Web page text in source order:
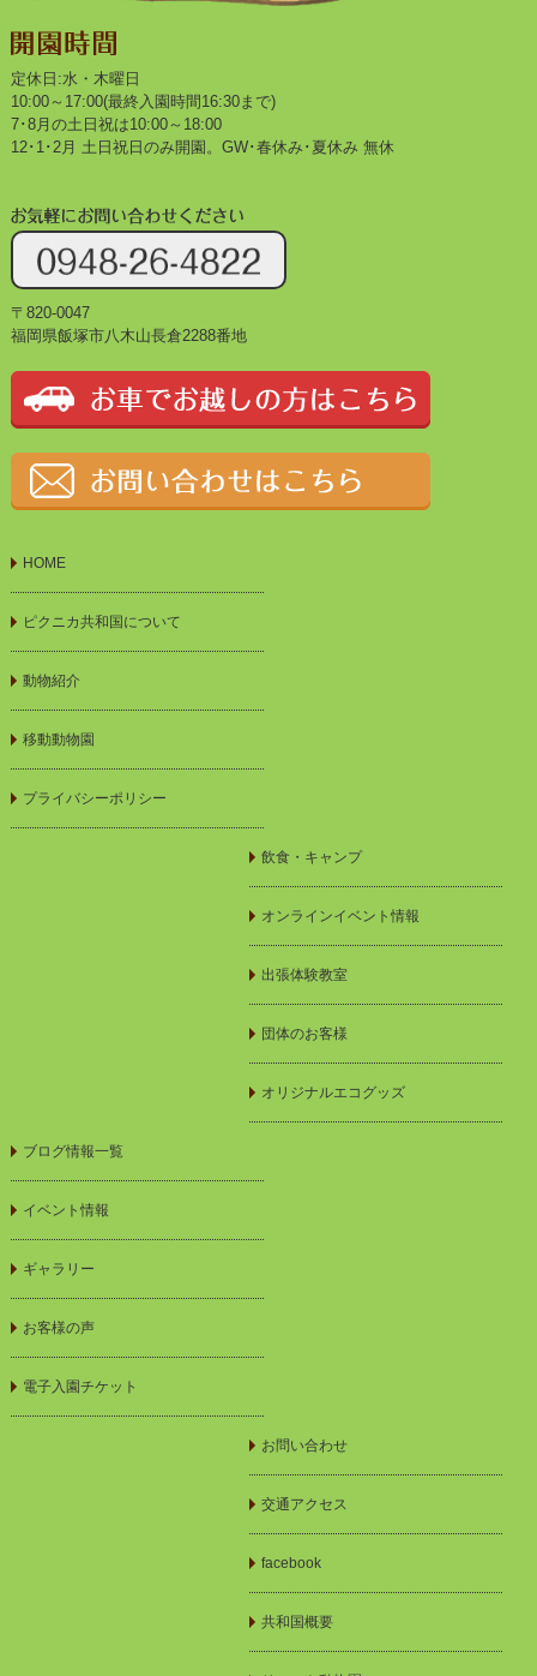
定休日:水・木曜日
10:00～17:00(最終入園時間16:30まで)
7･8月の土日祝は10:00～18:00
12･1･2月 土日祝日のみ開園。GW･春休み･夏休み 無休
〒820-0047
福岡県飯塚市八木山長倉2288番地
HOME
ピクニカ共和国について
動物紹介
移動動物園
プライバシーポリシー
飲食・キャンプ
オンラインイベント情報
出張体験教室
団体のお客様
オリジナルエコグッズ
ブログ情報一覧
イベント情報
ギャラリー
お客様の声
電子入園チケット
お問い合わせ
交通アクセス
facebook
共和国概要